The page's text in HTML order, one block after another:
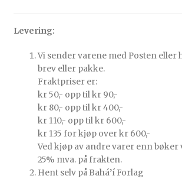
Levering:
Vi sender varene med Posten eller
brev eller pakke.
Fraktpriser er:
kr 50,- opp til kr 90,-
kr 80,- opp til kr 400,-
kr 110,- opp til kr 600,-
kr 135 for kjøp over kr 600,-
Ved kjøp av andre varer enn bøker
25% mva. på frakten.
Hent selv på Bahá’í Forlag